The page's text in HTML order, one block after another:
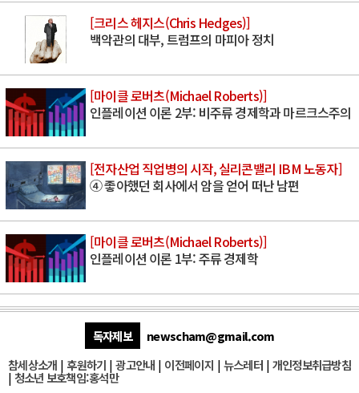
[크리스 헤지스(Chris Hedges)]
백악관의 대부, 트럼프의 마피아 정치
[마이클 로버츠(Michael Roberts)]
인플레이션 이론 2부: 비주류 경제학과 마르크스주의
[전자산업 직업병의 시작, 실리콘밸리 IBM 노동자]
④ 좋아했던 회사에서 암을 얻어 떠난 남편
[마이클 로버츠(Michael Roberts)]
인플레이션 이론 1부: 주류 경제학
독자제보
newscham@gmail.com
참세상소개 | 후원하기 |광고안내 | 이전페이지 | 뉴스레터| 개인정보취급방침
| 청소년 보호책임:홍석만